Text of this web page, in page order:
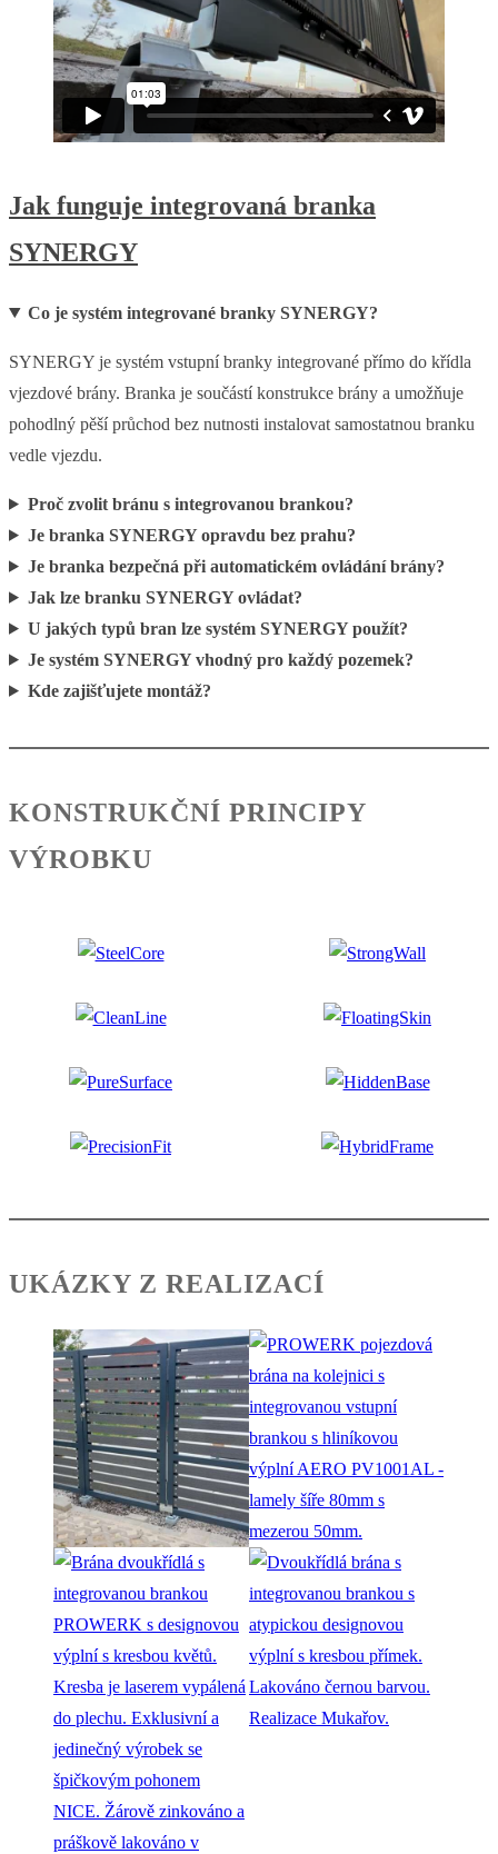
Jak funguje integrovaná branka
SYNERGY
Co je systém integrované branky SYNERGY?
SYNERGY je systém vstupní branky integrované přímo do křídla
vjezdové brány. Branka je součástí konstrukce brány a umožňuje
pohodlný pěší průchod bez nutnosti instalovat samostatnou branku
vedle vjezdu.
Proč zvolit bránu s integrovanou brankou?
Je branka SYNERGY opravdu bez prahu?
Je branka bezpečná při automatickém ovládání brány?
Jak lze branku SYNERGY ovládat?
U jakých typů bran lze systém SYNERGY použít?
Je systém SYNERGY vhodný pro každý pozemek?
Kde zajišťujete montáž?
KONSTRUKČNÍ PRINCIPY
VÝROBKU
UKÁZKY Z REALIZACÍ